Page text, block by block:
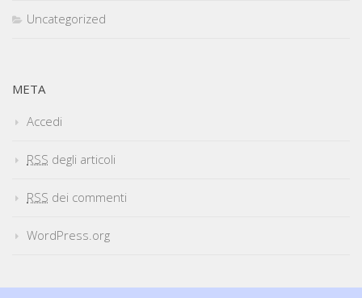
Uncategorized
META
Accedi
RSS degli articoli
RSS dei commenti
WordPress.org